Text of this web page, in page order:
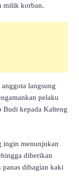
milik korban.
langsung
pelaku
Budi kepada Kalteng
ingin menunjukan
diberikan
panas dibagian kaki